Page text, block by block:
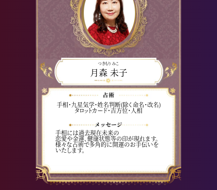
つきもり みこ
月森 未子
手相・九星気学・姓名判断(除く命名･改名)
タロットカード・吉方位・人相
手相には過去現在未来の
恋愛や金運、健康状態等の印が現れます。
様々な占術で多角的に開運のお手伝いを
いたします。